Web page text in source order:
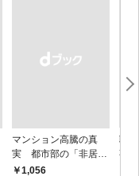
マンション高騰の真
実 都市部の「非居住
化」が街を壊す
￥1,056
聴
事